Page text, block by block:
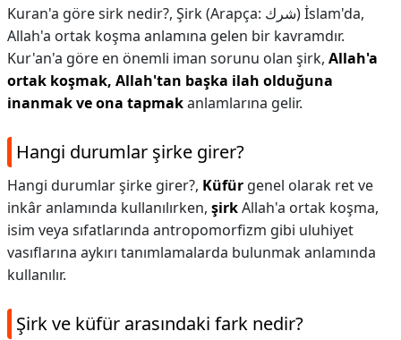
Kuran'a göre sirk nedir?, Şirk (Arapça: شرك‎) İslam'da,
Allah'a ortak koşma anlamına gelen bir kavramdır.
Kur'an'a göre en önemli iman sorunu olan şirk, Allah'a
ortak koşmak, Allah'tan başka ilah olduğuna
inanmak ve ona tapmakanlamlarına gelir.
Hangi durumlar şirke girer?
Hangi durumlar şirke girer?, Küfür genel olarak ret ve
inkâr anlamında kullanılırken, şirkAllah'a ortak koşma,
isim veya sıfatlarında antropomorfizm gibi uluhiyet
vasıflarına aykırı tanımlamalarda bulunmak anlamında
kullanılır.
Şirk ve küfür arasındaki fark nedir?